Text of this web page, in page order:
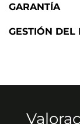
GARANTÍA
GESTIÓN DEL